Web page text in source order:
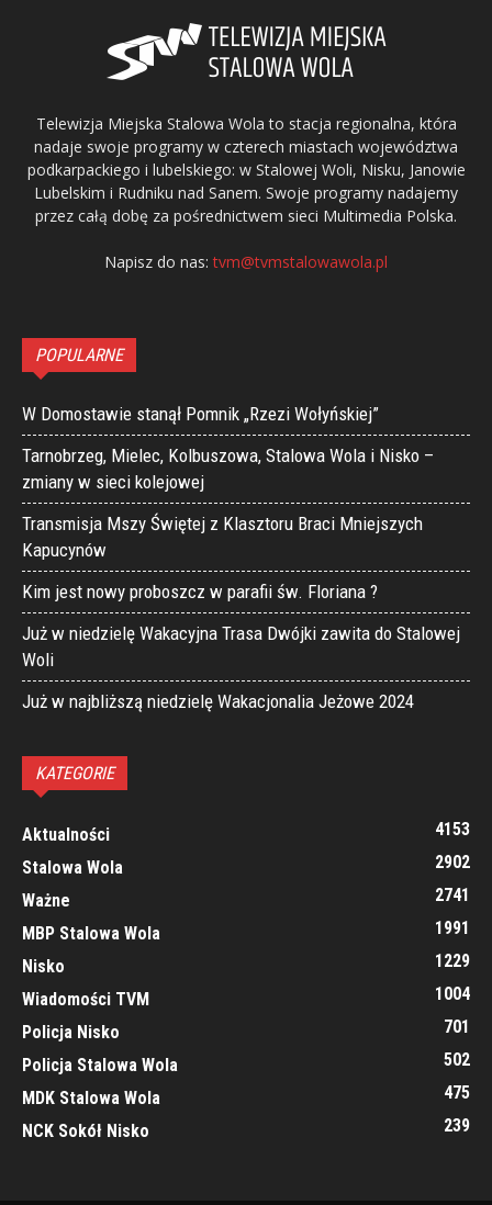
Telewizja Miejska Stalowa Wola to stacja regionalna, która
nadaje swoje programy w czterech miastach województwa
podkarpackiego i lubelskiego: w Stalowej Woli, Nisku, Janowie
Lubelskim i Rudniku nad Sanem. Swoje programy nadajemy
przez całą dobę za pośrednictwem sieci Multimedia Polska.
Napisz do nas:tvm@tvmstalowawola.pl
POPULARNE
W Domostawie stanął Pomnik „Rzezi Wołyńskiej”
Tarnobrzeg, Mielec, Kolbuszowa, Stalowa Wola i Nisko –
zmiany w sieci kolejowej
Transmisja Mszy Świętej z Klasztoru Braci Mniejszych
Kapucynów
Kim jest nowy proboszcz w parafii św. Floriana ?
Już w niedzielę Wakacyjna Trasa Dwójki zawita do Stalowej
Woli
Już w najbliższą niedzielę Wakacjonalia Jeżowe 2024
KATEGORIE
Aktualności
4153
Stalowa Wola
2902
Ważne
2741
MBP Stalowa Wola
1991
Nisko
1229
Wiadomości TVM
1004
Policja Nisko
701
Policja Stalowa Wola
502
MDK Stalowa Wola
475
NCK Sokół Nisko
239